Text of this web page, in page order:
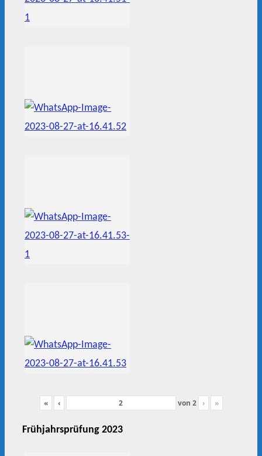
« ‹ von 2 › »
Frühjahrsprüfung 2023